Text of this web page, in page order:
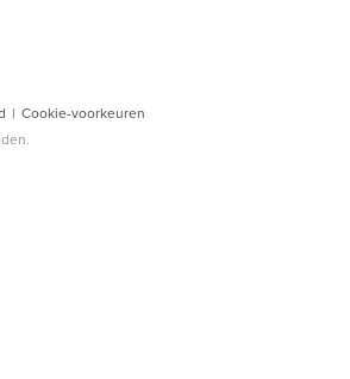
| Cookie-voorkeuren